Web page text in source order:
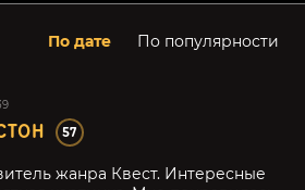
По дате По популярности
57
жанра Квест. Интересные